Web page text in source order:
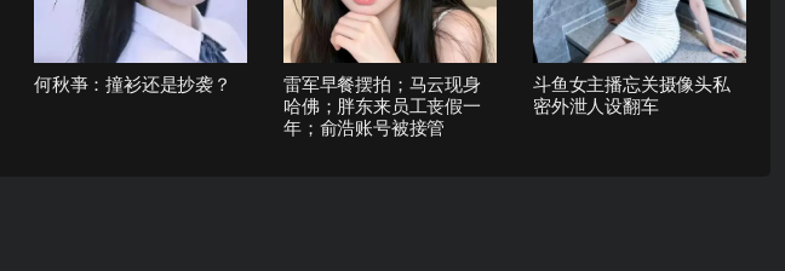
何秋亊：撞衫还是抄袭？
雷军早餐摆拍；马云现身
哈佛；胖东来员工丧假一
年；俞浩账号被接管
斗鱼女主播忘关摄像头私
密外泄人设翻车